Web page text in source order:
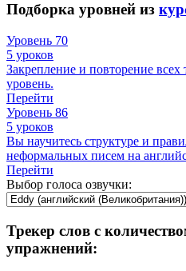
Подборка уровней из
Уровень 70
5 уроков
Закрепление и повторение
уровень.
Перейти
Уровень 86
5 уроков
Вы научитесь структуре и
неформальных писем на
Перейти
Выбор голоса озвучки:
Трекер слов с
упражнений: